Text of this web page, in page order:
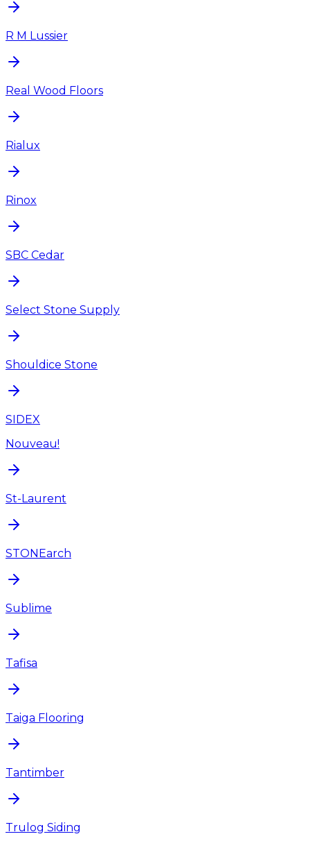
R M Lussier
Real Wood Floors
Rialux
Rinox
SBC Cedar
Select Stone Supply
Shouldice Stone
SIDEX
Nouveau!
St-Laurent
STONEarch
Sublime
Tafisa
Taiga Flooring
Tantimber
Trulog Siding